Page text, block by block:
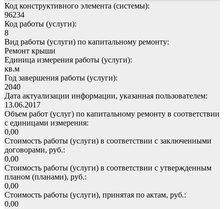
Код конструктивного элемента (системы):
96234
Код работы (услуги):
8
Вид работы (услуги) по капитальному ремонту:
Ремонт крыши
Единица измерения работы (услуги):
кв.м
Год завершения работы (услуги):
2040
Дата актуализации информации, указанная пользователем:
13.06.2017
Объем работ (услуг) по капитальному ремонту в соответствии
с единицами измерения:
0,00
Стоимость работы (услуги) в соответствии с заключенными
договорами, руб.:
0,00
Стоимость работы (услуги) в соответствии с утвержденным
планом (планами), руб.:
0,00
Стоимость работы (услуги), принятая по актам, руб.:
0,00